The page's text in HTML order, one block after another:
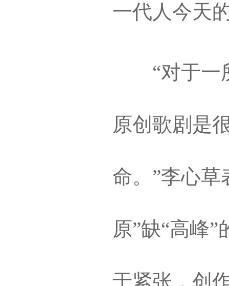
一代人今天
“对于一所
原创歌剧是
命。”李心草
原”缺“高峰
于紧张，创